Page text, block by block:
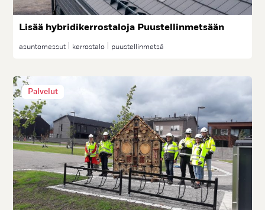
Li­sää hyb­ri­di­ker­ros­ta­lo­ja Puus­tel­lin­met­sään
asuntomessut kerrostalo puustellinmetsä
Palvelut